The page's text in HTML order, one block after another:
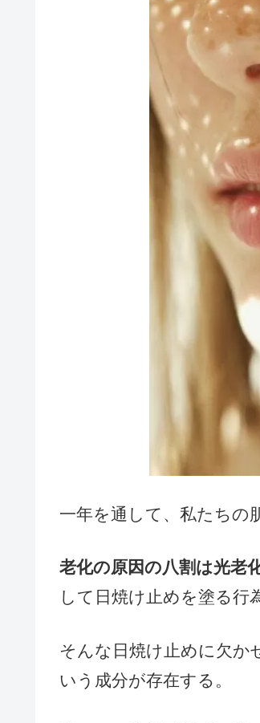
一年を通して、私たちの
老化の原因の八割は光老
して日焼け止めを塗る行
そんな日焼け止めに欠か
いう成分が存在する。